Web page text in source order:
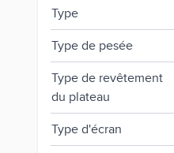
Type
Type de pesée
Type de revêtement
du plateau
Type d'écran